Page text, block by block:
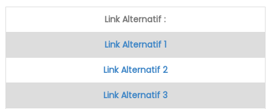
Link Alternatif :
Link Alternatif 1
Link Alternatif 2
Link Alternatif 3